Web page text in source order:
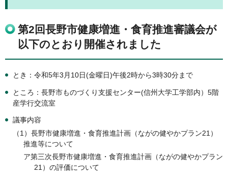
第2回長野市健康増進・食育推進審議会が
以下のとおり開催されました
とき：令和5年3月10日(金曜日)午後2時から3時30分まで
ところ：長野市ものづくり支援センター(信州大学工学部内）5階
産学行交流室
議事内容
（1）長野市健康増進・食育推進計画（ながの健やかプラン21）
推進等について
ア第三次長野市健康増進・食育推進計画（ながの健やかプラン
21）の評価について